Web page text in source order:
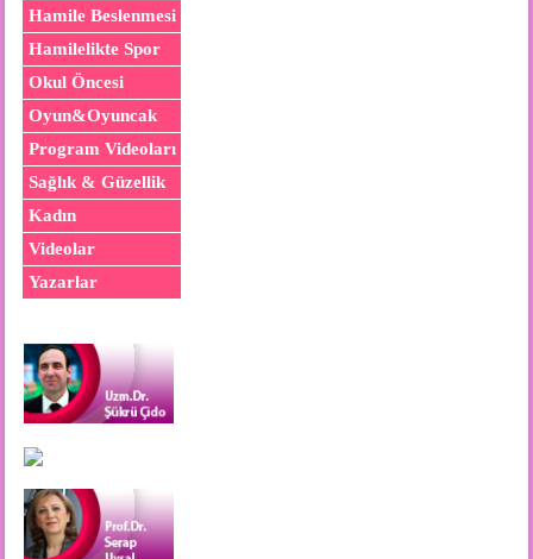
Hamile Beslenmesi
Hamilelikte Spor
Okul Öncesi
Oyun&Oyuncak
Program Videoları
Sağlık & Güzellik
Kadın
Videolar
Yazarlar